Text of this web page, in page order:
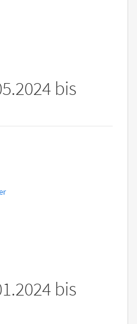
bis
bis